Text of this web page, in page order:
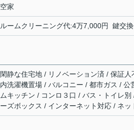
空家
ルームクリーニング代:4万7,000円 鍵交
閑静な住宅地 / リノベーション済 / 保証
内洗濯機置場 / バルコニー / 都市ガス /
ムキッチン / コンロ３口 / バス・トイレ
ーズボックス / インターネット対応 / ネ